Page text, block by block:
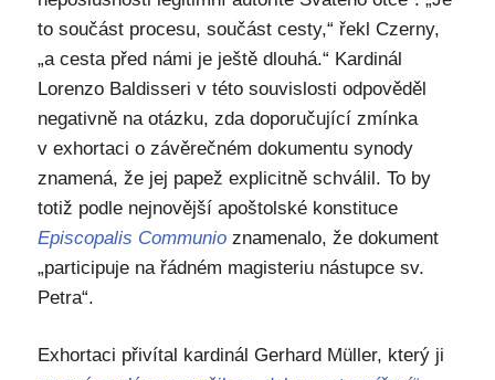
to součást procesu, součást cesty,“ řekl Czerny,
„a cesta před námi je ještě dlouhá.“ Kardinál
Lorenzo Baldisseri v této souvislosti odpověděl
negativně na otázku, zda doporučující zmínka
v exhortaci o závěrečném dokumentu synody
znamená, že jej papež explicitně schválil. To by
totiž podle nejnovější apoštolské konstituce
Episcopalis Communioznamenalo, že dokument
„participuje na řádném magisteriu nástupce sv.
Petra“.
Exhortaci přivítal kardinál Gerhard Müller, který ji